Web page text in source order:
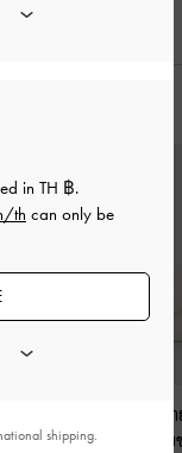
คู่
กระเป๋าสตางค์ล
ฝาปิดโค้งประดับ
in TH ฿.
th can only be
shipping.